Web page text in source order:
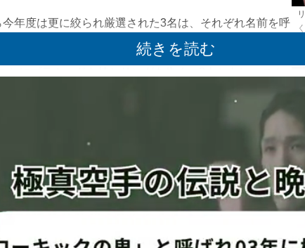
年度は更に絞られ厳選された3名は、それぞれ名前を呼
客の客席に手を振った。
のセンターを飾る水瀬琴音（23）はミス・ジャパン東京
ストや、19年7月の日本レースクイーン大賞新人部門で
どの経歴を持つ。
ドガールデビューを「初めてのラウンドガールとして
力満点でとっても感動しました。今回は無観客での試合と
緒に熱い応援をしたいです！」とSNSに綴った。